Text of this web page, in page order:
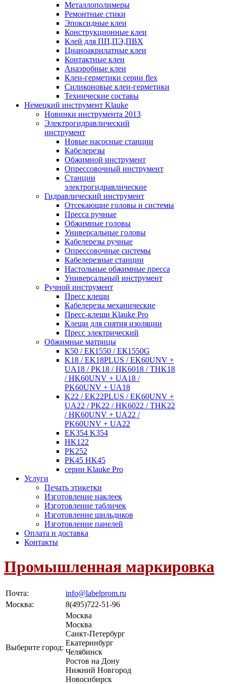
Металлополимеры
Ремонтные стики
Эпоксидные клеи
Конструкционные клеи
Клей для ПП,ПЭ,ПВХ
Цианоакрилатные клеи
Контактные клеи
Анаэробные клеи
Клеи-герметики серии flex
Силиконовые клеи-герметики
Технические составы
Немецкий инструмент Klauke
Новинки инструмента 2013
Электрогидравлический
инструмент
Новые насосные станции
Кабелерезы
Обжимной инструмент
Опрессовочный инструмент
Станции
электрогидравлические
Гидравлический инструмент
Отсекающие головы и системы
Пресса ручные
Обжимные головы
Универсальные головы
Кабелерезы ручные
Опрессовочные системы
Кабелерезные станции
Настольные обжимные пресса
Универсальный инструмент
Ручной инструмент
Пресс клещи
Кабелерезы механические
Пресс-клещи Klauke Pro
Клещи для снятия изоляции
Пресс электрический
Обжимные матрицы
К50 / ЕК1550 / ЕК1550G
K18 / EK18PLUS / EK60UNV +
UA18 / PK18 / HK6018 / THK18
/ HK60UNV + UA18 /
PK60UNV + UA18
K22 / EK22PLUS / EK60UNV +
UA22 / PK22 / HK6022 / THK22
/ HK60UNV + UA22 /
PK60UNV + UA22
EK354 K354
HK122
PK252
PK45 HK45
серии Klauke Pro
Услуги
Печать этикетки
Изготовление наклеек
Изготовление табличек
Изготовление шильдиков
Изготовление панелей
Оплата и доставка
Контакты
Промышленная маркировка
Почта:
info@labelprom.ru
Москва: 8(495)722-51-96
Выберите город:
Москва
Москва
Санкт-Петербург
Екатеринбург
Челябинск
Ростов на Дону
Нижний Новгород
Новосибирск